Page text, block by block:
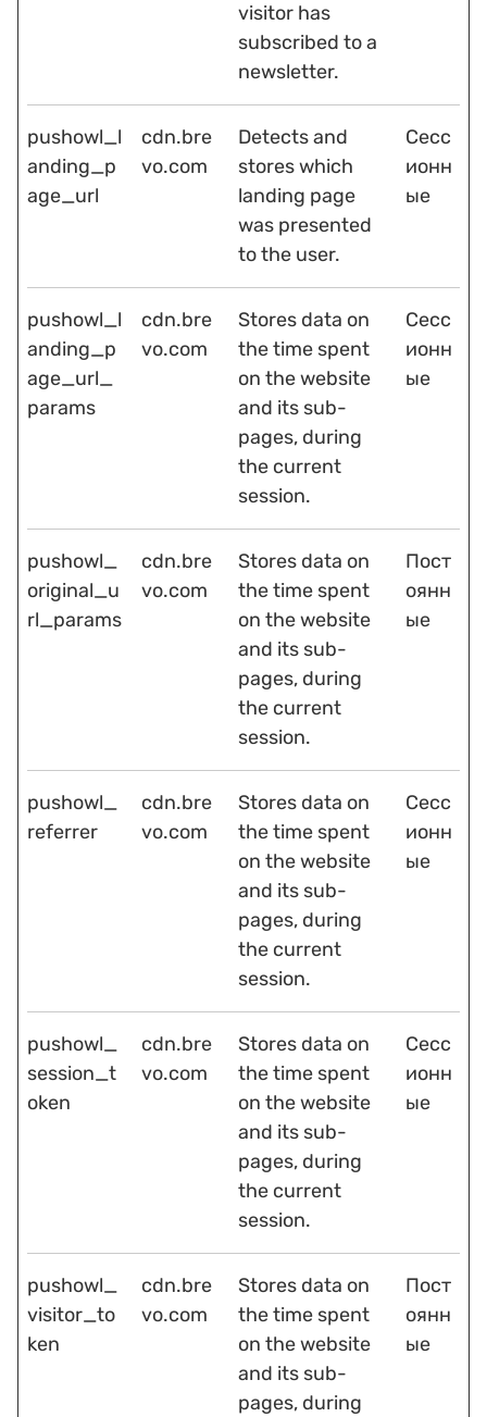
visitor has
subscribed to a
newsletter.
pushowl_l
anding_p
age_url
cdn.bre
vo.com
Detects and
stores which
landing page
was presented
to the user.
Сесс
ионн
ые
pushowl_l
anding_p
age_url_
params
cdn.bre
vo.com
Stores data on
the time spent
on the website
and its sub-
pages, during
the current
session.
Сесс
ионн
ые
pushowl_
original_u
rl_params
cdn.bre
vo.com
Stores data on
the time spent
on the website
and its sub-
pages, during
the current
session.
Пост
оянн
ые
pushowl_
referrer
cdn.bre
vo.com
Stores data on
the time spent
on the website
and its sub-
pages, during
the current
session.
Сесс
ионн
ые
pushowl_
session_t
oken
cdn.bre
vo.com
Stores data on
the time spent
on the website
and its sub-
pages, during
the current
session.
Сесс
ионн
ые
pushowl_
visitor_to
ken
cdn.bre
vo.com
Stores data on
the time spent
on the website
and its sub-
pages, during
Пост
оянн
ые